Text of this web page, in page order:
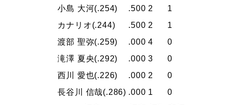
小島 大河(.254) .500 2
1
カナリオ(.244) .500 2
1
渡部 聖弥(.259) .000 4
0
滝澤 夏央(.292) .000 3
0
西川 愛也(.226) .000 2
0
長谷川 信哉(.286) .000 1 0